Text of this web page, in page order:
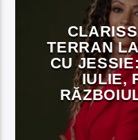
TERRAN
CU
IULIE,